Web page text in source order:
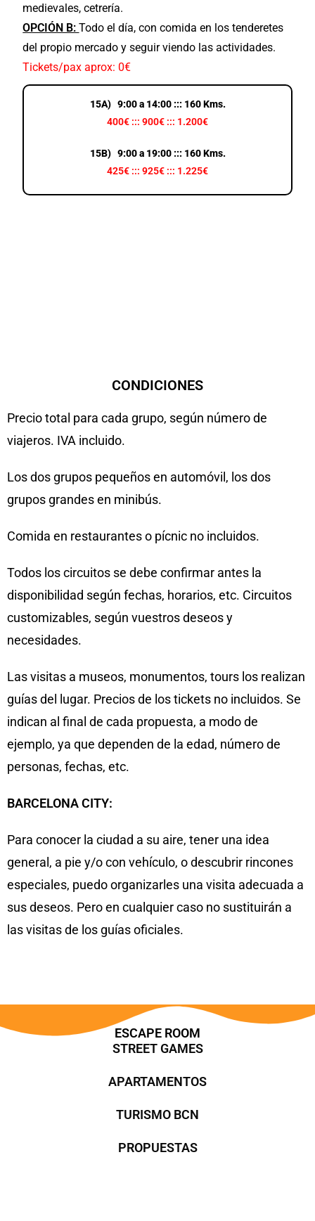
medievales, cetrería.
OPCIÓN B:Todo el día, con comida en los tenderetes
del propio mercado y seguir viendo las actividades.
Tickets/pax aprox: 0€
15A) 9:00 a 14:00 ::: 160 Kms.
400€ ::: 900€ ::: 1.200€
15B) 9:00 a 19:00 ::: 160 Kms.
425€ ::: 925€ ::: 1.225€
CONDICIONES
Precio total para cada grupo, según número de
viajeros. IVA incluido.
Los dos grupos pequeños en automóvil, los dos
grupos grandes en minibús.
Comida en restaurantes o pícnic no incluidos.
Todos los circuitos se debe confirmar antes la
disponibilidad según fechas, horarios, etc. Circuitos
customizables, según vuestros deseos y
necesidades.
Las visitas a museos, monumentos, tours los realizan
guías del lugar. Precios de los tickets no incluidos. Se
indican al final de cada propuesta, a modo de
ejemplo, ya que dependen de la edad, número de
personas, fechas, etc.
BARCELONA CITY:
Para conocer la ciudad a su aire, tener una idea
general, a pie y/o con vehículo, o descubrir rincones
especiales, puedo organizarles una visita adecuada a
sus deseos. Pero en cualquier caso no sustituirán a
las visitas de los guías oficiales.
ESCAPE ROOM
STREET GAMES
APARTAMENTOS
TURISMO BCN
PROPUESTAS